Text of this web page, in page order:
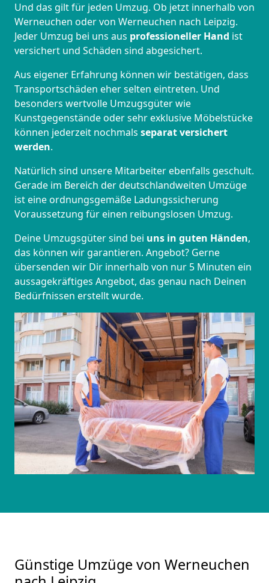
Und das gilt für jeden Umzug. Ob jetzt innerhalb von
Werneuchen oder von Werneuchen nach Leipzig.
Jeder Umzug bei uns aus professioneller Hand ist
versichert und Schäden sind abgesichert.
Aus eigener Erfahrung können wir bestätigen, dass
Transportschäden eher selten eintreten. Und
besonders wertvolle Umzugsgüter wie
Kunstgegenstände oder sehr exklusive Möbelstücke
können jederzeit nochmals separat versichert
werden.
Natürlich sind unsere Mitarbeiter ebenfalls geschult.
Gerade im Bereich der deutschlandweiten Umzüge
ist eine ordnungsgemäße Ladungssicherung
Voraussetzung für einen reibungslosen Umzug.
Deine Umzugsgüter sind bei uns in guten Händen,
das können wir garantieren. Angebot? Gerne
übersenden wir Dir innerhalb von nur 5 Minuten ein
aussagekräftiges Angebot, das genau nach Deinen
Bedürfnissen erstellt wurde.
Günstige Umzüge von Werneuchen